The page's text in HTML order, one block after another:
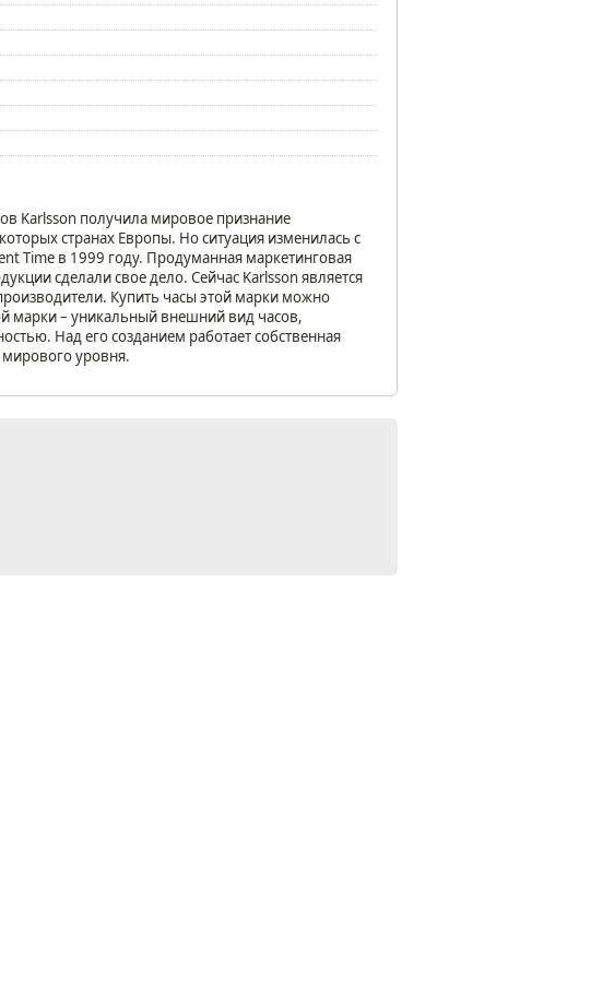
Karlsson получила мировое признание
странах Европы. Но ситуация изменилась с
Time в 1999 году. Продуманная маркетинговая
сделали свое дело. Сейчас Karlsson является
Купить часы этой марки можно
марки – уникальный внешний вид часов,
Над его созданием работает собственная
мирового уровня.